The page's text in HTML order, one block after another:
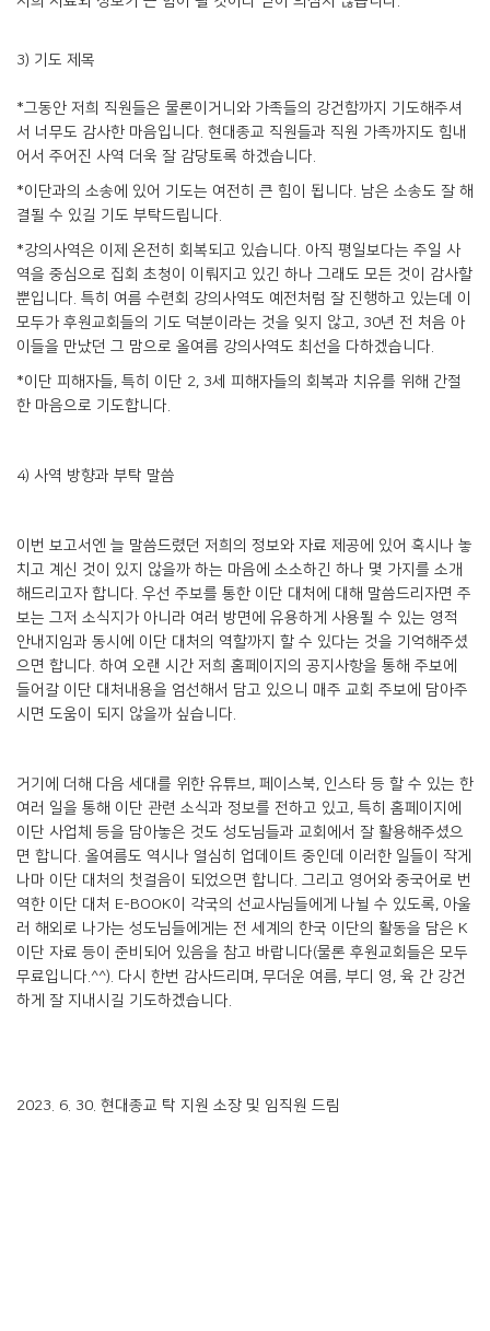
3) 기도 제목
*그동안 저희 직원들은 물론이거니와 가족들의 강건함까지 기도해주셔
서 너무도 감사한 마음입니다. 현대종교 직원들과 직원 가족까지도 힘내
어서 주어진 사역 더욱 잘 감당토록 하겠습니다.
*이단과의 소송에 있어 기도는 여전히 큰 힘이 됩니다. 남은 소송도 잘 해
결될 수 있길 기도 부탁드립니다.
*강의사역은 이제 온전히 회복되고 있습니다. 아직 평일보다는 주일 사
역을 중심으로 집회 초청이 이뤄지고 있긴 하나 그래도 모든 것이 감사할
뿐입니다. 특히 여름 수련회 강의사역도 예전처럼 잘 진행하고 있는데 이
모두가 후원교회들의 기도 덕분이라는 것을 잊지 않고, 30년 전 처음 아
이들을 만났던 그 맘으로 올여름 강의사역도 최선을 다하겠습니다.
*이단 피해자들, 특히 이단 2, 3세 피해자들의 회복과 치유를 위해 간절
한 마음으로 기도합니다.
4) 사역 방향과 부탁 말씀
이번 보고서엔 늘 말씀드렸던 저희의 정보와 자료 제공에 있어 혹시나 놓
치고 계신 것이 있지 않을까 하는 마음에 소소하긴 하나 몇 가지를 소개
해드리고자 합니다. 우선 주보를 통한 이단 대처에 대해 말씀드리자면 주
보는 그저 소식지가 아니라 여러 방면에 유용하게 사용될 수 있는 영적
안내지임과 동시에 이단 대처의 역할까지 할 수 있다는 것을 기억해주셨
으면 합니다. 하여 오랜 시간 저희 홈페이지의 공지사항을 통해 주보에
들어갈 이단 대처내용을 엄선해서 담고 있으니 매주 교회 주보에 담아주
시면 도움이 되지 않을까 싶습니다.
거기에 더해 다음 세대를 위한 유튜브, 페이스북, 인스타 등 할 수 있는 한
여러 일을 통해 이단 관련 소식과 정보를 전하고 있고, 특히 홈페이지에
이단 사업체 등을 담아놓은 것도 성도님들과 교회에서 잘 활용해주셨으
면 합니다. 올여름도 역시나 열심히 업데이트 중인데 이러한 일들이 작게
나마 이단 대처의 첫걸음이 되었으면 합니다. 그리고 영어와 중국어로 번
역한 이단 대처 E-BOOK이 각국의 선교사님들에게 나뉠 수 있도록, 아울
러 해외로 나가는 성도님들에게는 전 세계의 한국 이단의 활동을 담은 K
이단 자료 등이 준비되어 있음을 참고 바랍니다(물론 후원교회들은 모두
무료입니다.^^). 다시 한번 감사드리며, 무더운 여름, 부디 영, 육 간 강건
하게 잘 지내시길 기도하겠습니다.
2023. 6. 30. 현대종교 탁 지원 소장 및 임직원 드림